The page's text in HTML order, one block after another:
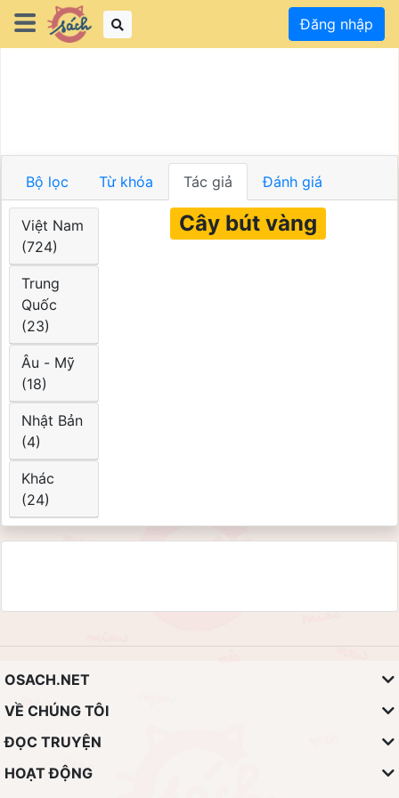
Đăng nhập
Bộ lọc Từ khóa Tác giả Đánh giá
Việt Nam
(724)
Trung
Quốc
(23)
Âu - Mỹ
(18)
Nhật Bản
(4)
Khác
(24)
Cây bút vàng
OSACH.NET
VỀ CHÚNG TÔI
ĐỌC TRUYỆN
HOẠT ĐỘNG